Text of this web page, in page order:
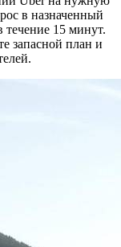
в назначенный
течение 15 минут.
запасной план и